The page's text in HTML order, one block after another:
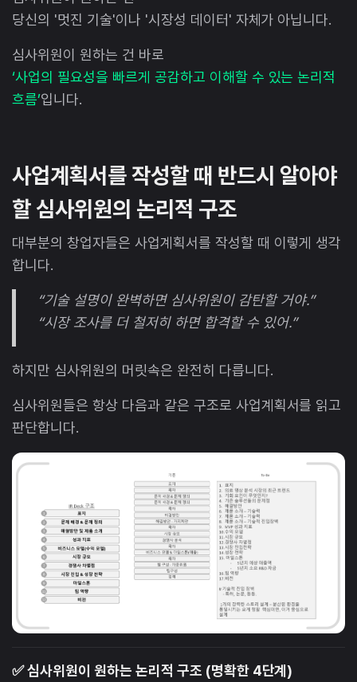
당신의 '멋진 기술'이나 '시장성 데이터' 자체가 아닙니다.
심사위원이 원하는 건 바로
‘사업의 필요성을 빠르게 공감하고 이해할 수 있는 논리적
흐름’입니다.
사업계획서를 작성할 때 반드시 알아야
할 심사위원의 논리적 구조
대부분의 창업자들은 사업계획서를 작성할 때 이렇게 생각
합니다.
“기술 설명이 완벽하면 심사위원이 감탄할 거야.”
“시장 조사를 더 철저히 하면 합격할 수 있어.”
하지만 심사위원의 머릿속은 완전히 다릅니다.
심사위원들은 항상 다음과 같은 구조로 사업계획서를 읽고
판단합니다.
✅ 심사위원이 원하는 논리적 구조 (명확한 4단계)